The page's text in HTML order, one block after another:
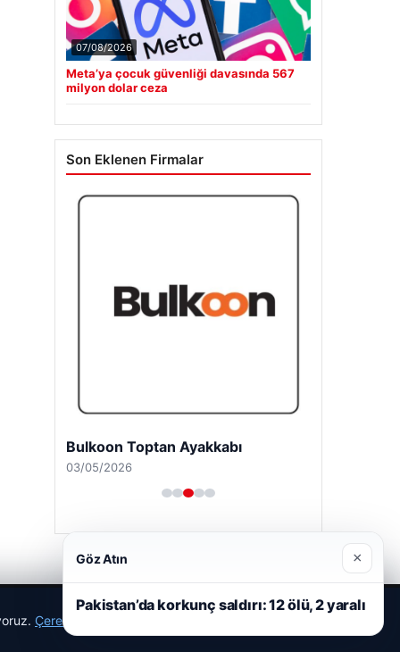
07/08/2026
Meta’ya çocuk güvenliği davasında 567
milyon dolar ceza
Son Eklenen Firmalar
Bulkoon Toptan Ayakkabı
03/05/2026
Çerez Politikamız
Göz Atın ×
Pakistan’da korkunç saldırı: 12 ölü, 2 yaralı